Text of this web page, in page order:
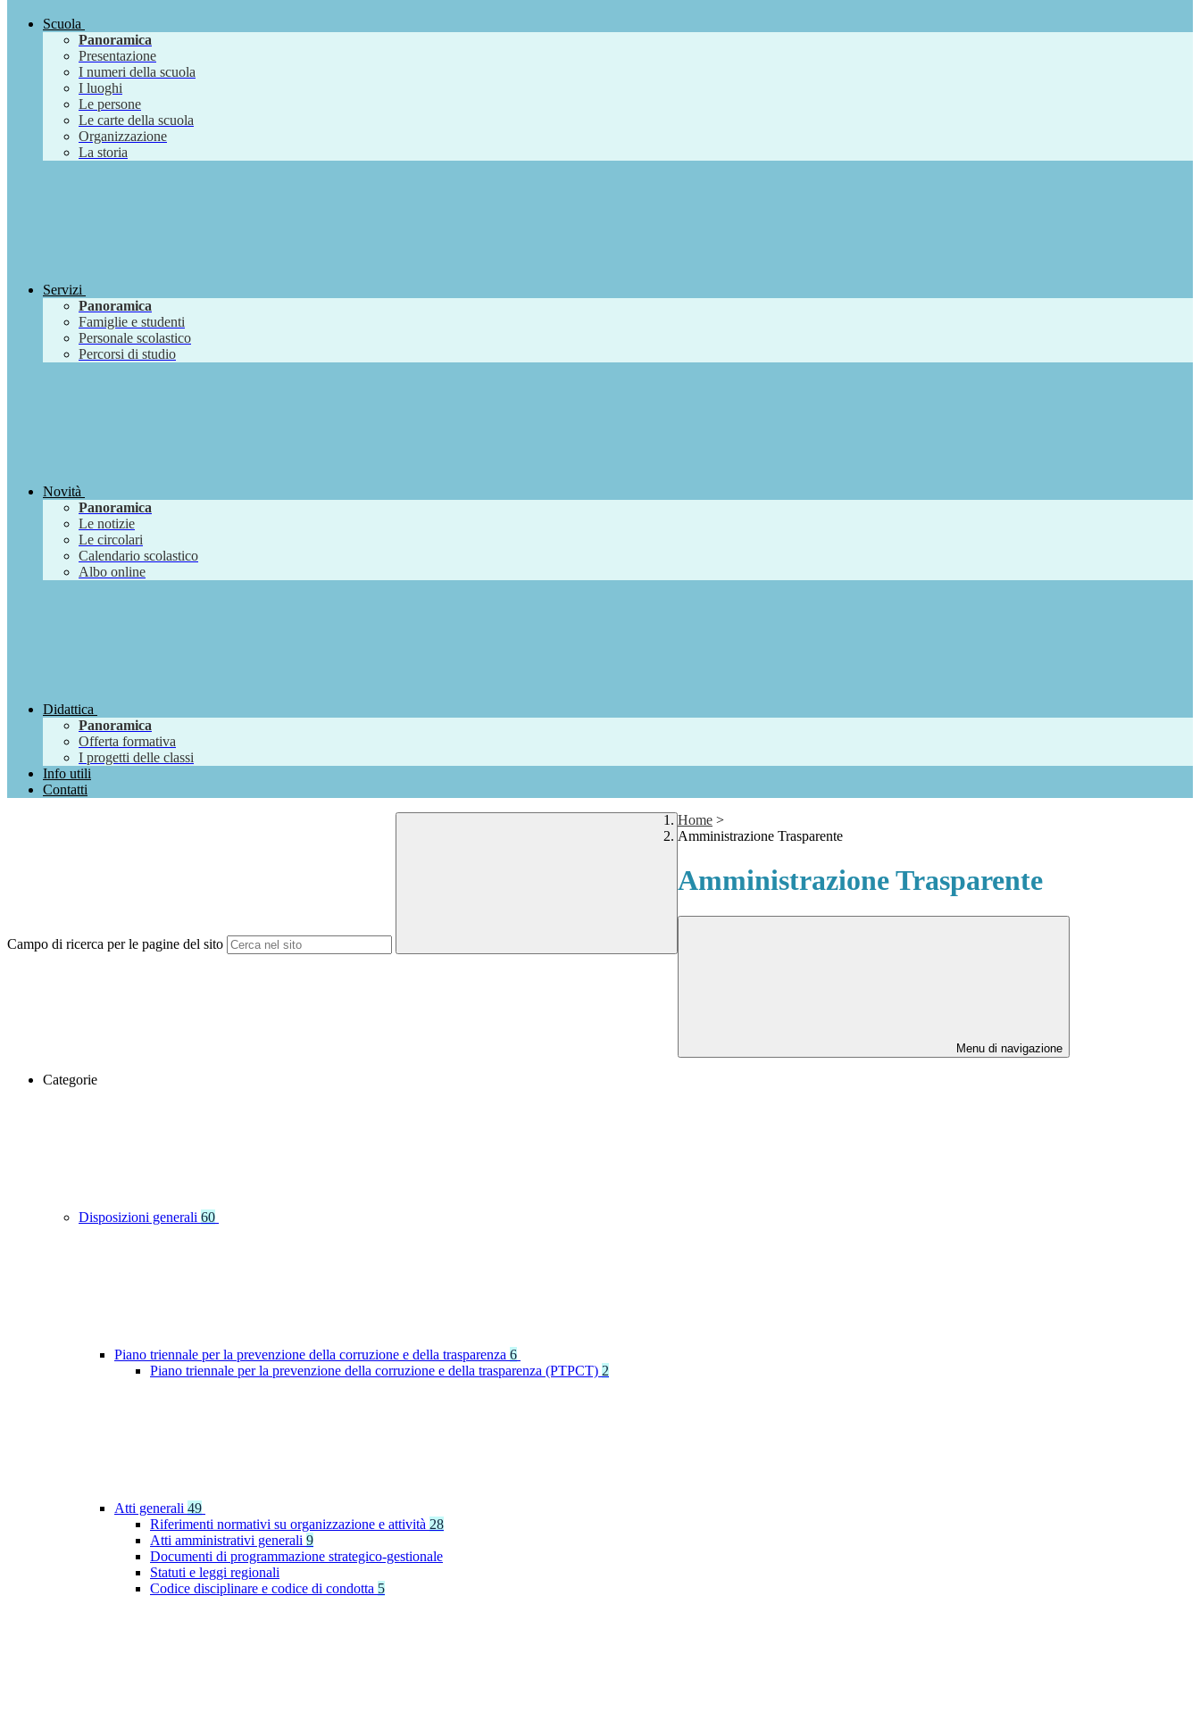
Scuola
Panoramica
Presentazione
I numeri della scuola
I luoghi
Le persone
Le carte della scuola
Organizzazione
La storia
Servizi
Panoramica
Famiglie e studenti
Personale scolastico
Percorsi di studio
Novità
Panoramica
Le notizie
Le circolari
Calendario scolastico
Albo online
Didattica
Panoramica
Offerta formativa
I progetti delle classi
Info utili
Contatti
Campo di ricerca per le pagine del sito
Home >
Amministrazione Trasparente
Amministrazione Trasparente
Menu di navigazione
Categorie
Disposizioni generali 60
Piano triennale per la prevenzione della corruzione e della trasparenza 6
Piano triennale per la prevenzione della corruzione e della trasparenza (PTPCT) 2
Atti generali 49
Riferimenti normativi su organizzazione e attività 28
Atti amministrativi generali 9
Documenti di programmazione strategico-gestionale
Statuti e leggi regionali
Codice disciplinare e codice di condotta 5